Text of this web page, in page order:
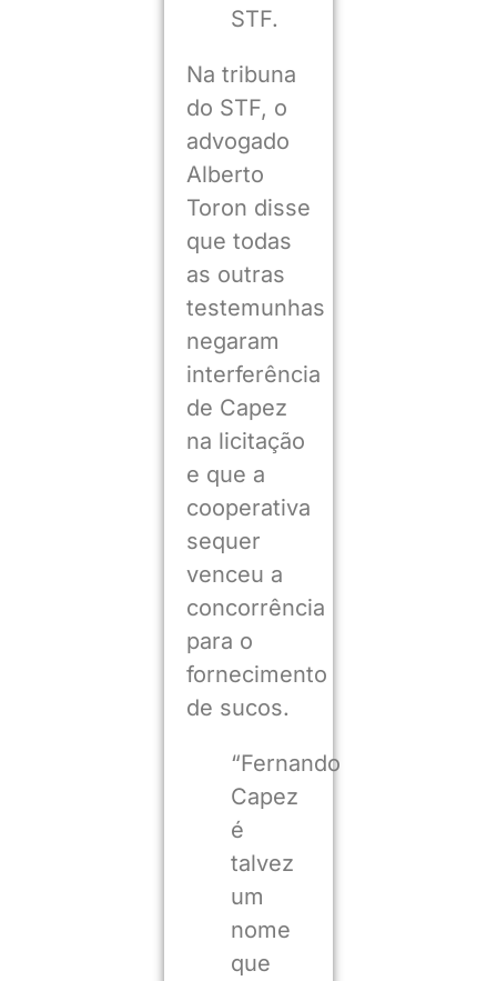
STF.
Na tribuna
do STF, o
advogado
Alberto
Toron disse
que todas
as outras
testemunhas
negaram
interferência
de Capez
na licitação
e que a
cooperativa
sequer
venceu a
concorrência
para o
fornecimento
de sucos.
“Fernando
Capez
é
talvez
um
nome
que